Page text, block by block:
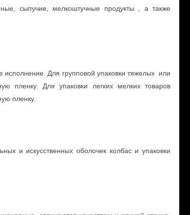
сыпучие, мелкоштучные продукты , а также
исполнение. Для групповой упаковки тяжелых или
пленку. Для упаковки легких мелких товаров
пленку.
и искусственных оболочек колбас и упаковки